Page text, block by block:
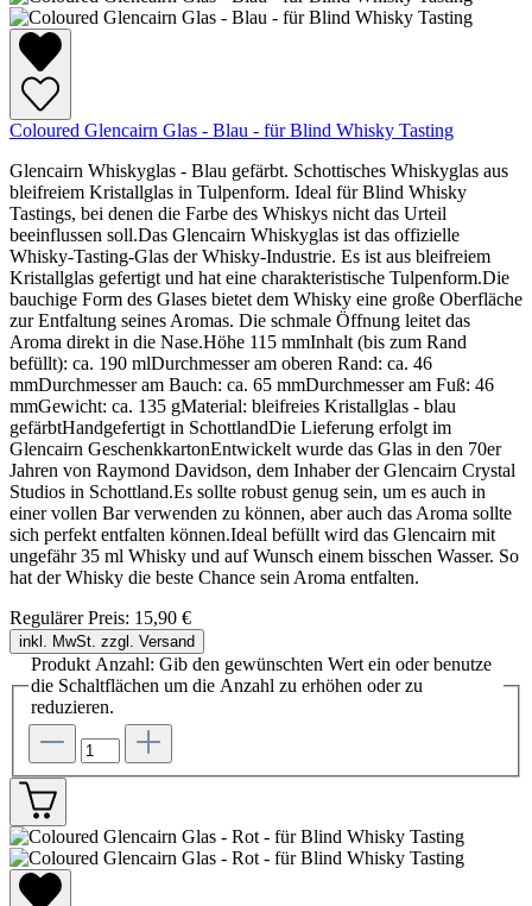
Coloured Glencairn Glas - Blau - für Blind Whisky Tasting
Glencairn Whiskyglas - Blau gefärbt. Schottisches Whiskyglas aus
bleifreiem Kristallglas in Tulpenform. Ideal für Blind Whisky
Tastings, bei denen die Farbe des Whiskys nicht das Urteil
beeinflussen soll.Das Glencairn Whiskyglas ist das offizielle
Whisky-Tasting-Glas der Whisky-Industrie. Es ist aus bleifreiem
Kristallglas gefertigt und hat eine charakteristische Tulpenform.Die
bauchige Form des Glases bietet dem Whisky eine große Oberfläche
zur Entfaltung seines Aromas. Die schmale Öffnung leitet das
Aroma direkt in die Nase.Höhe 115 mmInhalt (bis zum Rand
befüllt): ca. 190 mlDurchmesser am oberen Rand: ca. 46
mmDurchmesser am Bauch: ca. 65 mmDurchmesser am Fuß: 46
mmGewicht: ca. 135 gMaterial: bleifreies Kristallglas - blau
gefärbtHandgefertigt in SchottlandDie Lieferung erfolgt im
Glencairn GeschenkkartonEntwickelt wurde das Glas in den 70er
Jahren von Raymond Davidson, dem Inhaber der Glencairn Crystal
Studios in Schottland.Es sollte robust genug sein, um es auch in
einer vollen Bar verwenden zu können, aber auch das Aroma sollte
sich perfekt entfalten können.Ideal befüllt wird das Glencairn mit
ungefähr 35 ml Whisky und auf Wunsch einem bisschen Wasser. So
hat der Whisky die beste Chance sein Aroma entfalten.
Regulärer Preis: 15,90 €
inkl. MwSt. zzgl. Versand
Produkt Anzahl: Gib den gewünschten Wert ein oder benutze
die Schaltflächen um die Anzahl zu erhöhen oder zu
reduzieren.